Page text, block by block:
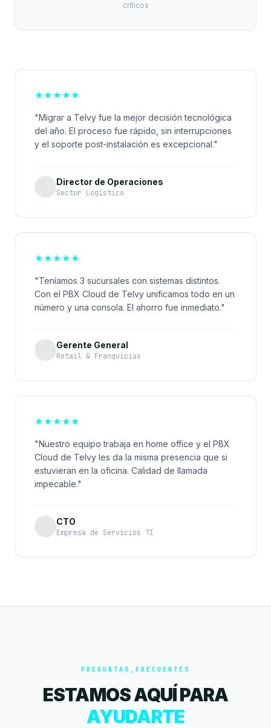
críticos
★★★★★
"Migrar a Telvy fue la mejor decisión tecnológica
del año. El proceso fue rápido, sin interrupciones
y el soporte post-instalación es excepcional."
Director de Operaciones
Sector Logístico
★★★★★
"Teníamos 3 sucursales con sistemas distintos.
Con el PBX Cloud de Telvy unificamos todo en un
número y una consola. El ahorro fue inmediato."
Gerente General
Retail & Franquicias
★★★★★
"Nuestro equipo trabaja en home office y el PBX
Cloud de Telvy les da la misma presencia que si
estuvieran en la oficina. Calidad de llamada
impecable."
CTO
Empresa de Servicios TI
PREGUNTAS_FRECUENTES
ESTAMOS AQUÍ PARA
AYUDARTE